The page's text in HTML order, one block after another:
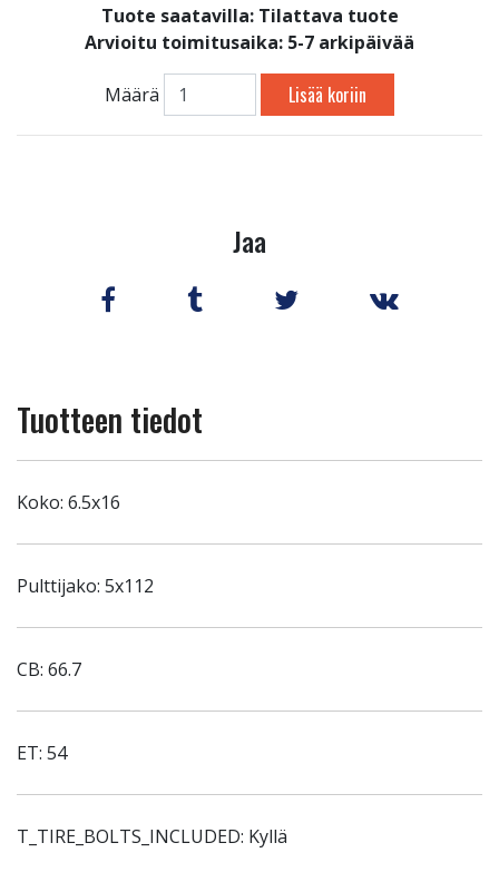
Tuote saatavilla: Tilattava tuote
Arvioitu toimitusaika: 5-7 arkipäivää
Määrä Lisää koriin
Jaa
Tuotteen tiedot
Koko: 6.5x16
Pulttijako: 5x112
CB: 66.7
ET: 54
T_TIRE_BOLTS_INCLUDED: Kyllä